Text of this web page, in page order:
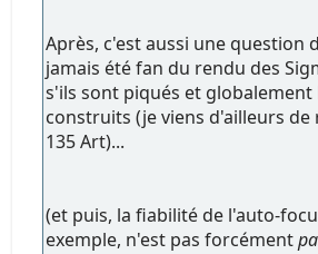
Après, c'est aussi une question
jamais été fan du rendu des
s'ils sont piqués et globalement
construits (je viens d'ailleurs de
135 Art)...
(et puis, la fiabilité de l'auto-
exemple, n'est pas forcément